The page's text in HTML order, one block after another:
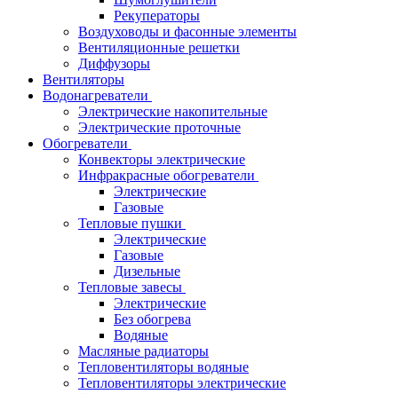
Рекуператоры
Воздуховоды и фасонные элементы
Вентиляционные решетки
Диффузоры
Вентиляторы
Водонагреватели
Электрические накопительные
Электрические проточные
Обогреватели
Конвекторы электрические
Инфракрасные обогреватели
Электрические
Газовые
Тепловые пушки
Электрические
Газовые
Дизельные
Тепловые завесы
Электрические
Без обогрева
Водяные
Масляные радиаторы
Тепловентиляторы водяные
Тепловентиляторы электрические